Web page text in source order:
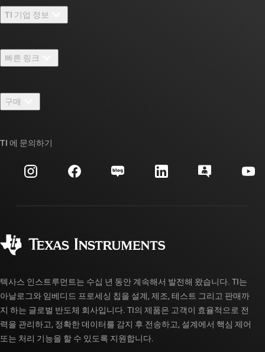
TI 기업 정보
채용
뉴스룸
이벤트
투자 관계
빠른 링크
TI E2E™ 설계 지원 포럼
대체품 검색
고객 지원 센터
myTI 계정 FAQ
구매
주문 FAQ
TI 에 문의하기
텍사스 인스트루먼트는 수십 년 동안 계속해서 발전해 왔습니다. TI는
아날로그와 임베디드 프로세싱 칩을 설계, 제조, 테스트 그리고 판매까
지 하는 글로벌 반도체 회사입니다. TI의 제품은 고객이 효율적으로 전
력을 관리하고, 정확한 데이터를 감지 후 전송하고, 설계에서 핵심 제어
또는 처리 기능을 할 수 있도록 지원합니다.